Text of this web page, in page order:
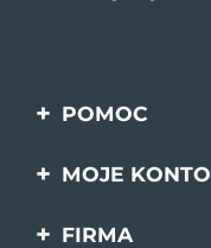
POMOC
Kontakt
MOJE KONTO
FIRMA